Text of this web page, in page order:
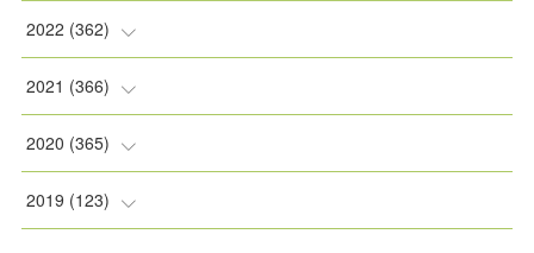
(5)
(9)
(1)
(11)
(11)
(22)
31)
(31)
(30)
(31)
( 30)
2022 (362)
(30)
(30)
(30)
2021 (366)
(31)
(30)
2020 (365)
(31)
2019 (123)